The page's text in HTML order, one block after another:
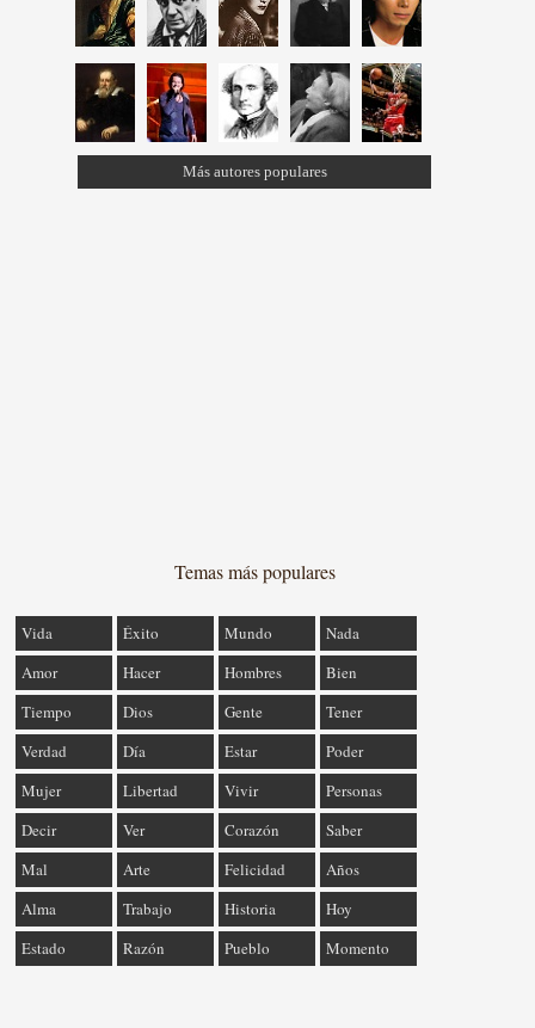
Más autores populares
Temas más populares
Vida Éxito Mundo
Nada
Amor
Hacer Hombres
Bien
Tiempo
Dios Gente
Tener
Verdad
Día Estar
Poder
Mujer
Libertad Vivir
Personas
Decir
Ver Corazón
Saber
Mal
Arte Felicidad
Años
Alma
Trabajo Historia
Hoy
Estado
Razón Pueblo Momento